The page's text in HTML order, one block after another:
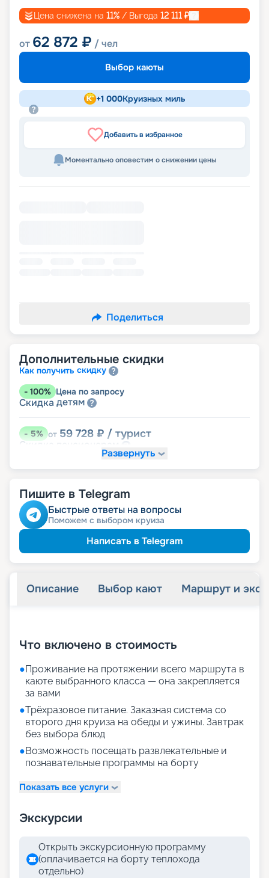
Цена снижена на 11% / Выгода 12 111₽
от 62 872 ₽ / чел
Выбор каюты
+1 000Круизных миль
Добавить в избранное
Моментально оповестим о снижении цены
Поделиться
Дополнительные скидки
Как получить скидку
- 100% Цена по запросу
Скидка детям
-5% от 59 728 ₽ / турист
Скидка
Развернуть
Пишите в Telegram
Быстрые ответы на вопросы
Поможем с выбором круиза
Написать в Telegram
Описание Выбор кают Маршрут и
Что включено в стоимость
●Проживание на протяжении всего маршрута в
каюте выбранного класса — она закрепляется
за вами
●Трёхразовое питание. Заказная система со
второго дня круиза на обеды и ужины. Завтрак
без выбора блюд
●Возможность посещать развлекательные и
познавательные программы на борту
Показать все услуги
Экскурсии
Открыть экскурсионную программу
(оплачивается на борту теплохода
отдельно)